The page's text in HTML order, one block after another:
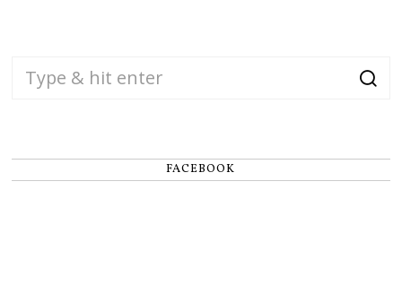
FACEBOOK